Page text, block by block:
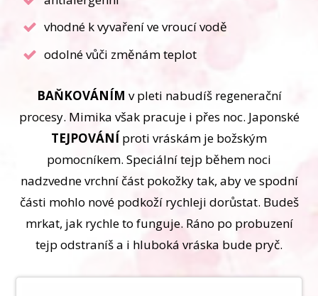
vhodné k vyvaření ve vroucí vodě
odolné vůči změnám teplot
BAŇKOVÁNÍM v pleti nabudíš regenerační
procesy. Mimika však pracuje i přes noc. Japonské
TEJPOVÁNÍ proti vráskám je božským
pomocníkem. Speciální tejp během noci
nadzvedne vrchní část pokožky tak, aby ve spodní
části mohlo nové podkoží rychleji dorůstat. Budeš
mrkat, jak rychle to funguje. Ráno po probuzení
tejp odstraníš a i hluboká vráska bude pryč.